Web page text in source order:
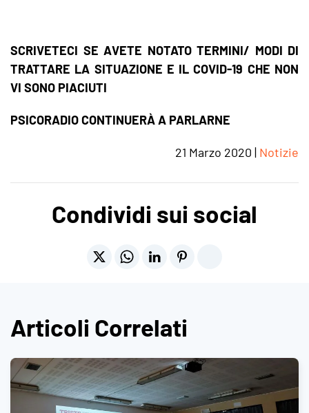
SCRIVETECI SE AVETE NOTATO TERMINI/ MODI DI
TRATTARE LA SITUAZIONE E IL COVID-19 CHE NON
VI SONO PIACIUTI
PSICORADIO CONTINUERÀ A PARLARNE
21 Marzo 2020 | Notizie
Condividi sui social
Articoli Correlati